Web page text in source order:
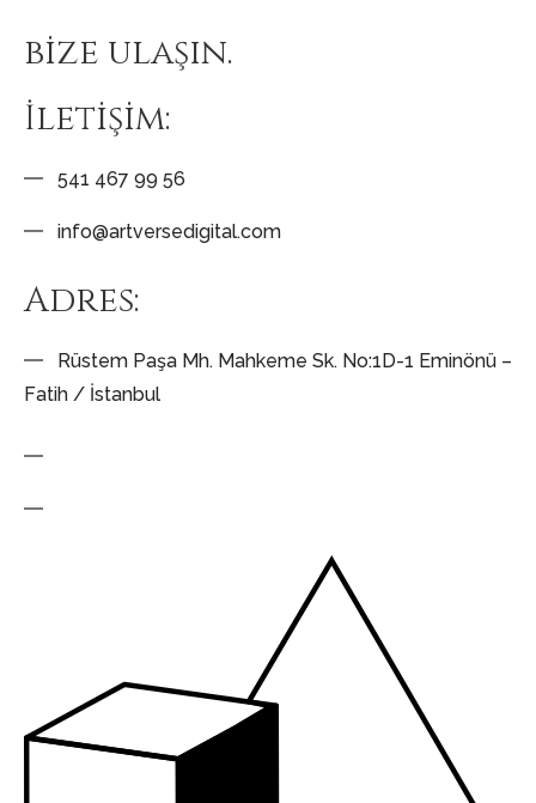
bize ulaşın.
İletişim:
541 467 99 56
info@artversedigital.com
Adres:
Rüstem Paşa Mh. Mahkeme Sk. No:1D-1 Eminönü –
Fatih / İstanbul